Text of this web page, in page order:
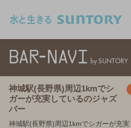
神城駅(長野県)周辺1kmでシ
ガーが充実しているのジャズ
バー
神城駅(長野県)周辺1kmでシガーが充